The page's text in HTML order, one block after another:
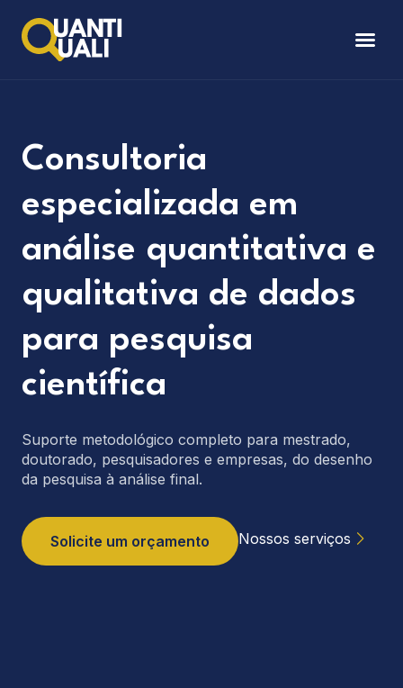
Consultoria
especializada em
análise quantitativa e
qualitativa de dados
para pesquisa
científica
Suporte metodológico completo para mestrado,
doutorado, pesquisadores e empresas, do desenho
da pesquisa à análise final.
Solicite um orçamento Nossos serviços